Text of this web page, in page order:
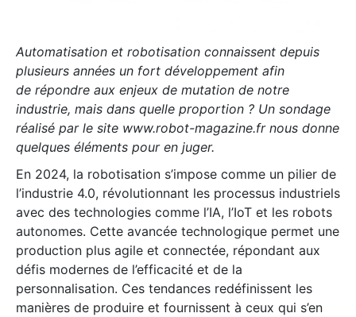
Automatisation et robotisation connaissent depuis
plusieurs années un fort développement afin
de répondre aux enjeux de mutation de notre
industrie, mais dans quelle proportion ? Un sondage
réalisé par le site www.robot-magazine.fr nous donne
quelques éléments pour en juger.
En 2024, la robotisation s’impose comme un pilier de
l’industrie 4.0, révolutionnant les processus industriels
avec des technologies comme l’IA, l’IoT et les robots
autonomes. Cette avancée technologique permet une
production plus agile et connectée, répondant aux
défis modernes de l’efficacité et de la
personnalisation. Ces tendances redéfinissent les
manières de produire et fournissent à ceux qui s’en